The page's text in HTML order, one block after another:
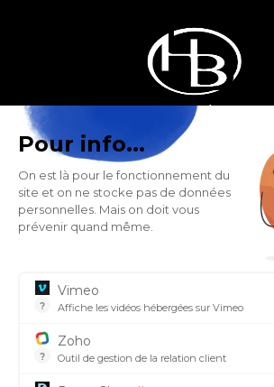
Pour info...
On est là pour le fonctionnement du
site et on ne stocke pas de données
personnelles. Mais on doit vous
prévenir quand même.
?
Vimeo
Affiche les vidéos hébergées sur Vimeo
?
Zoho
Outil de gestion de la relation client
HOBEN, POÊLE À
266, Rue des Entrepôts -
38350 Saint Honoré -
SUIVEZ-NOUS SUR NOS